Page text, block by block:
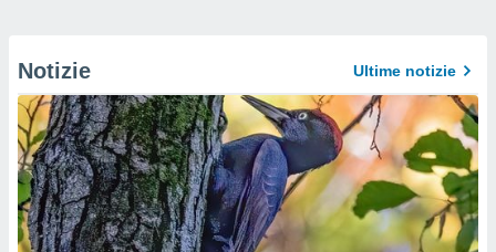
Notizie Ultime notizie